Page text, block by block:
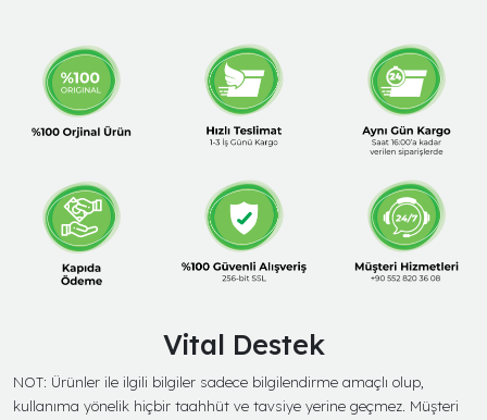
Vital Destek
NOT: Ürünler ile ilgili bilgiler sadece bilgilendirme amaçlı olup,
kullanıma yönelik hiçbir taahhüt ve tavsiye yerine geçmez. Müşteri